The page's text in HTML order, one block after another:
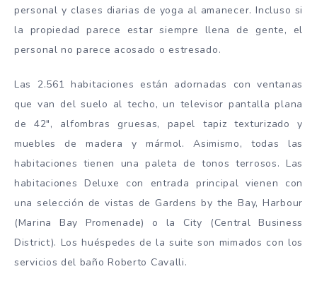
personal y clases diarias de yoga al amanecer. Incluso si
la propiedad parece estar siempre llena de gente, el
personal no parece acosado o estresado.
Las 2.561 habitaciones están adornadas con ventanas
que van del suelo al techo, un televisor pantalla plana
de 42″, alfombras gruesas, papel tapiz texturizado y
muebles de madera y mármol. Asimismo, todas las
habitaciones tienen una paleta de tonos terrosos. Las
habitaciones Deluxe con entrada principal vienen con
una selección de vistas de Gardens by the Bay, Harbour
(Marina Bay Promenade) o la City (Central Business
District). Los huéspedes de la suite son mimados con los
servicios del baño Roberto Cavalli.